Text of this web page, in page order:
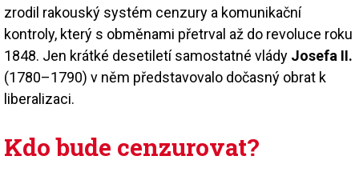
zrodil rakouský systém cenzury a komunikační
kontroly, který s obměnami přetrval až do revoluce roku
1848. Jen krátké desetiletí samostatné vlády Josefa II.
(1780–1790) v něm představovalo dočasný obrat k
liberalizaci.
Kdo bude cenzurovat?